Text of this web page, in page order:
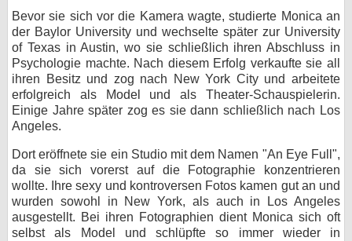
Bevor sie sich vor die Kamera wagte, studierte Monica an
der Baylor University und wechselte später zur University
of Texas in Austin, wo sie schließlich ihren Abschluss in
Psychologie machte. Nach diesem Erfolg verkaufte sie all
ihren Besitz und zog nach New York City und arbeitete
erfolgreich als Model und als Theater-Schauspielerin.
Einige Jahre später zog es sie dann schließlich nach Los
Angeles.
Dort eröffnete sie ein Studio mit dem Namen "An Eye Full",
da sie sich vorerst auf die Fotographie konzentrieren
wollte. Ihre sexy und kontroversen Fotos kamen gut an und
wurden sowohl in New York, als auch in Los Angeles
ausgestellt. Bei ihren Fotographien dient Monica sich oft
selbst als Model und schlüpfte so immer wieder in
bei X
bei Facebook
Nutzungsbedingungen
Datenschutz
Cookie-Einstellungen